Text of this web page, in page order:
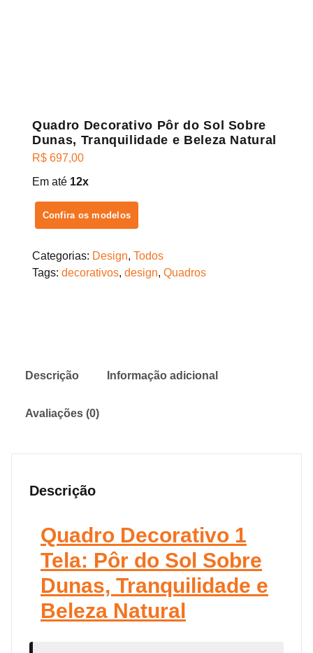
Quadro Decorativo Pôr do Sol Sobre
Dunas, Tranquilidade e Beleza Natural
R$ 697,00
Em até 12x
Confira os modelos
Categorias: Design, Todos
Tags: decorativos, design, Quadros
Descrição Informação adicional
Avaliações (0)
Descrição
Quadro Decorativo 1
Tela: Pôr do Sol Sobre
Dunas, Tranquilidade e
Beleza Natural